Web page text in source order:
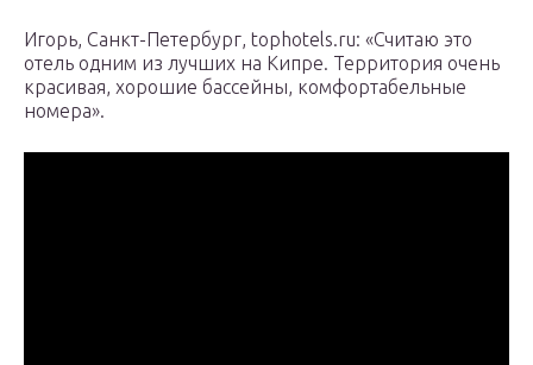
Игорь, Санкт-Петербург, tophotels.ru: «Считаю это
отель одним из лучших на Кипре. Территория очень
красивая, хорошие бассейны, комфортабельные
номера».